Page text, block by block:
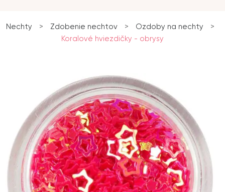
Nechty > Zdobenie nechtov > Ozdoby na nechty
>
Koralové hviezdičky - obrysy